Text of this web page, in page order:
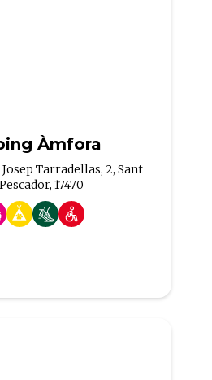
Àmfora
Josep Tarradellas, 2, Sant
17470